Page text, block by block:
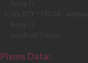
Pixms Data: